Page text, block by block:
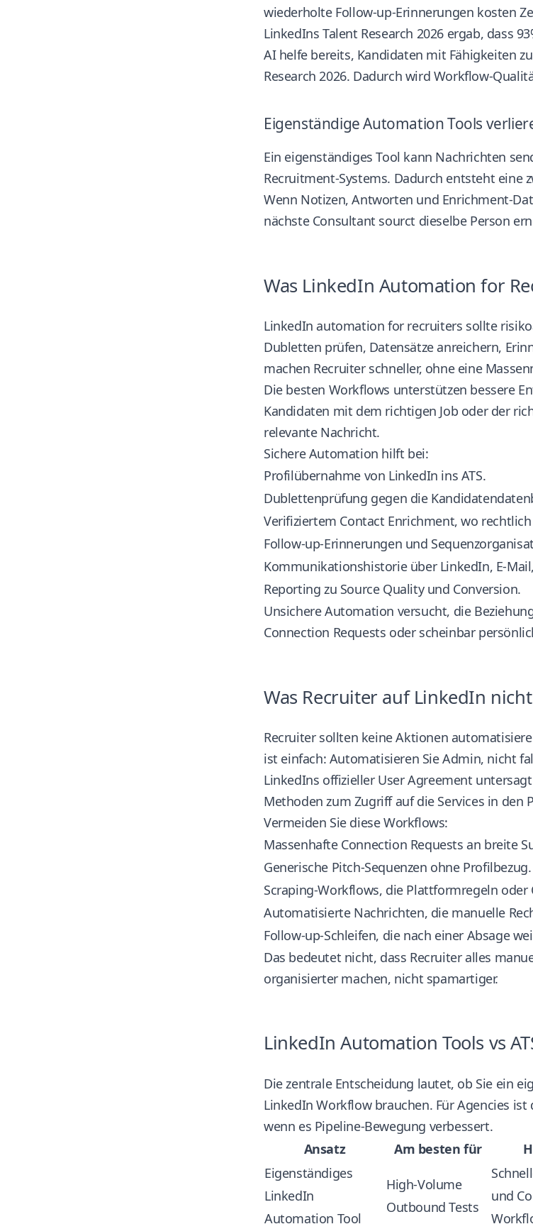
wiederholte Follow-up-Erinnerungen kosten
LinkedIns Talent Research 2026 ergab, dass
AI helfe bereits, Kandidaten mit Fähigkeiten
Research 2026. Dadurch wird Workflow-
Eigenständige Automation Tools
Ein eigenständiges Tool kann Nachrichten
Recruitment-Systems. Dadurch entsteht eine
Wenn Notizen, Antworten und Enrichment-
nächste Consultant sourct dieselbe Person
Was LinkedIn Automation for
LinkedIn automation for recruiters sollte
Dubletten prüfen, Datensätze anreichern,
machen Recruiter schneller, ohne eine
Die besten Workflows unterstützen bessere
Kandidaten mit dem richtigen Job oder der
relevante Nachricht.
Sichere Automation hilft bei:
Profilübernahme von LinkedIn ins ATS.
Dublettenprüfung gegen die
Verifiziertem Contact Enrichment, wo
Follow-up-Erinnerungen und
Kommunikationshistorie über LinkedIn, E-
Reporting zu Source Quality und Conversion.
Unsichere Automation versucht, die
Connection Requests oder scheinbar
Was Recruiter auf LinkedIn
Recruiter sollten keine Aktionen
ist einfach: Automatisieren Sie Admin, nicht
LinkedIns offizieller User Agreement
Methoden zum Zugriff auf die Services in den
Vermeiden Sie diese Workflows:
Massenhafte Connection Requests an breite
Generische Pitch-Sequenzen ohne Profilbezug.
Scraping-Workflows, die Plattformregeln
Automatisierte Nachrichten, die manuelle
Follow-up-Schleifen, die nach einer Absage
Das bedeutet nicht, dass Recruiter alles
organisierter machen, nicht spamartiger.
LinkedIn Automation Tools vs
Die zentrale Entscheidung lautet, ob Sie ein
LinkedIn Workflow brauchen. Für Agencies
wenn es Pipeline-Bewegung verbessert.
Ansatz
Am besten für
Eigenständiges
LinkedIn
Automation Tool
High-Volume
Outbound Tests
und